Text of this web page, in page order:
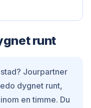
runt
Jourpartner
dygnet runt,
en timme. Du